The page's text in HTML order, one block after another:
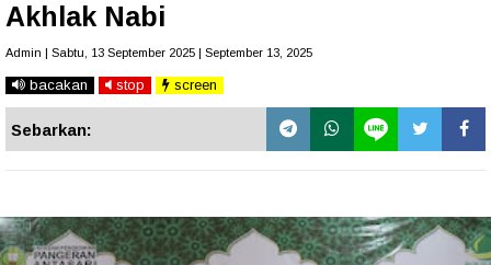
Akhlak Nabi
Admin | Sabtu, 13 September 2025 | September 13, 2025
bacakan stop screen
Sebarkan: